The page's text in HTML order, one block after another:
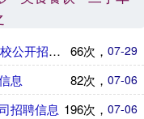
07-29
66次，
教师公告
07-06
82次，
息
07-06
196次，
招聘信息